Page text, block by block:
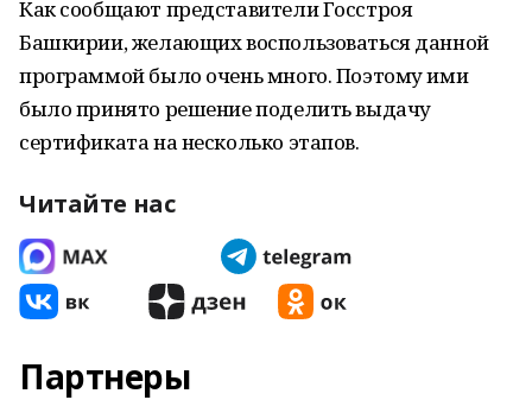
Как сообщают представители Госстроя
Башкирии, желающих воспользоваться данной
программой было очень много. Поэтому ими
было принято решение поделить выдачу
сертификата на несколько этапов.
Читайте нас
Партнеры